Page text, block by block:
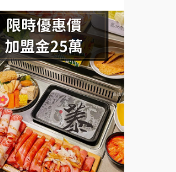
店誠徵代洗收送人員
)
徵SPA美容芳療師
午食加盟說明會
加盟說明會
加盟說明會
加盟說明會
臭鍋加盟說明會
式火鍋加盟說明會
午食加盟說明會
盟說明會